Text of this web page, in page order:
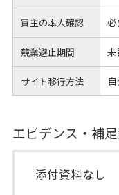
買主の本人確認
競業避止期間
サイト移行方法
エビデンス・補
添付資料なし